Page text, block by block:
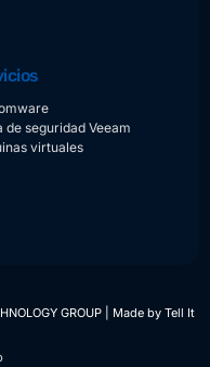
de seguridad Veeam
virtuales
GROUP | Made by Tell It